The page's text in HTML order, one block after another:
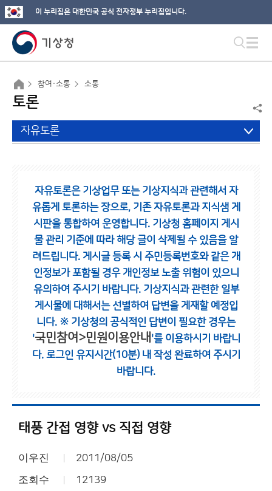
이 누리집은 대한민국 공식 전자정부 누리집입니다.
참여·소통 소통
토론
자유토론
자유토론은 기상업무 또는 기상지식과 관련해서 자
유롭게 토론하는 장으로, 기존 자유토론과 지식샘 게
시판을 통합하여 운영합니다. 기상청 홈페이지 게시
물 관리 기준에 따라 해당 글이 삭제될 수 있음을 알
려드립니다. 게시글 등록 시 주민등록번호와 같은 개
인정보가 포함될 경우 개인정보 노출 위험이 있으니
유의하여 주시기 바랍니다. 기상지식과 관련한 일부
게시물에 대해서는 선별하여 답변을 게재할 예정입
니다. ※ 기상청의 공식적인 답변이 필요한 경우는
'국민참여>민원이용안내 '를 이용하시기 바랍니
다. 로그인 유지시간(10분) 내 작성 완료하여 주시기
바랍니다.
태풍 간접 영향 vs 직접 영향
이우진 2011/08/05
조회수 12139